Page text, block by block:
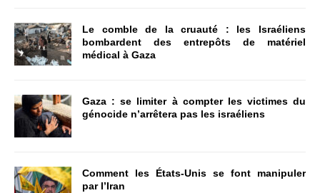
Le comble de la cruauté : les Israéliens
bombardent des entrepôts de matériel
médical à Gaza
Gaza : se limiter à compter les victimes du
génocide n’arrêtera pas les israéliens
Comment les États-Unis se font manipuler
par l’Iran